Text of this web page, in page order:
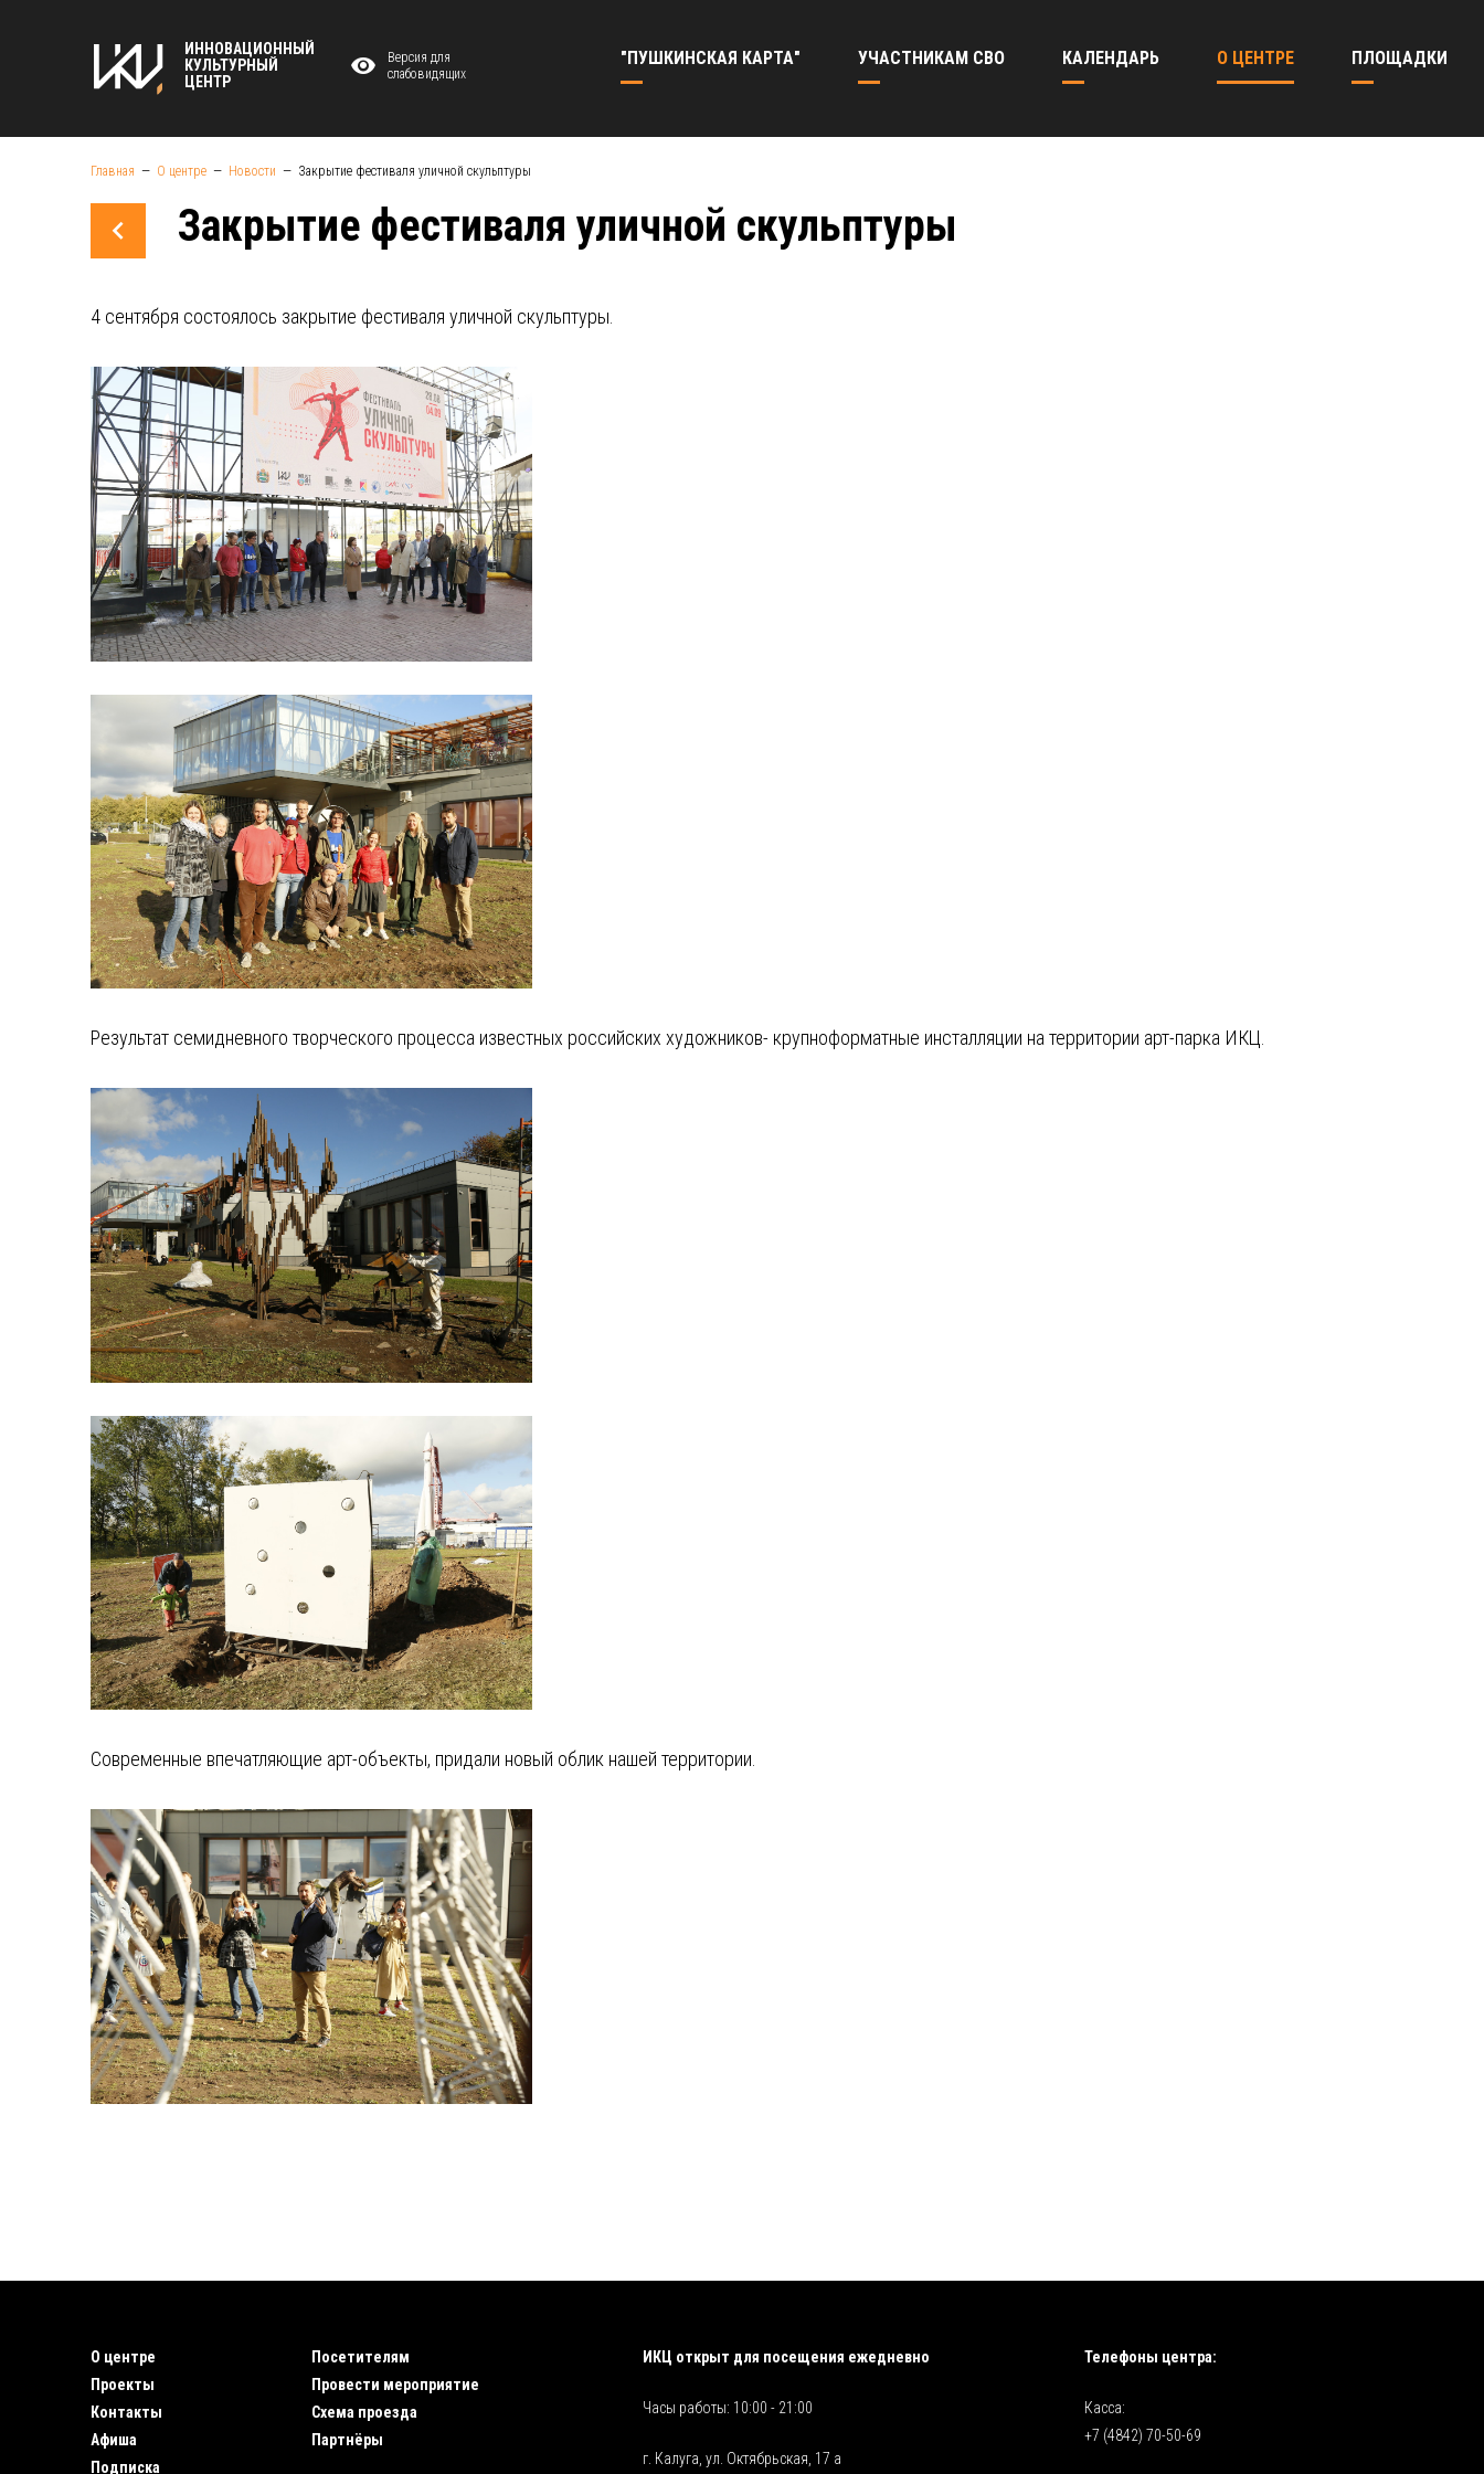
ИННОВАЦИОННЫЙ
КУЛЬТУРНЫЙ
ЦЕНТР
Версия для
слабовидящих
"ПУШКИНСКАЯ КАРТА" УЧАСТНИКАМ СВО КАЛЕНДАРЬ О ЦЕНТРЕ ПЛОЩАДКИ
Главная О центре Новости Закрытие фестиваля уличной скульптуры
Закрытие фестиваля уличной скульптуры
4 сентября состоялось закрытие фестиваля уличной скульптуры.
Результат семидневного творческого процесса известных российских художников- крупноформатные инсталляции на территории арт-парка ИКЦ.
Современные впечатляющие арт-объекты, придали новый облик нашей территории.
О центре
Проекты
Контакты
Афиша
Подписка
Посетителям
Провести мероприятие
Схема проезда
Партнёры
ИКЦ открыт для посещения ежедневно
Часы работы: 10:00 - 21:00
г. Калуга, ул. Октябрьская, 17 а
Телефоны центра:
Касса:
+7 (4842) 70-50-69